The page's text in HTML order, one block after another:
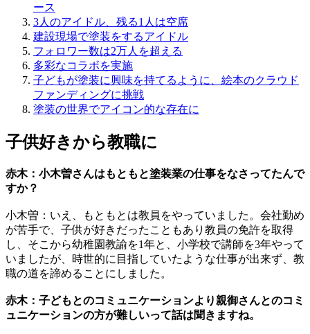
ース
3人のアイドル、残る1人は空席
建設現場で塗装をするアイドル
フォロワー数は2万人を超える
多彩なコラボを実施
子どもが塗装に興味を持てるように、絵本のクラウド
ファンディングに挑戦
塗装の世界でアイコン的な存在に
子供好きから教職に
赤木：小木曽さんはもともと塗装業の仕事をなさってたんで
すか？
小木曽：いえ、もともとは教員をやっていました。会社勤め
が苦手で、子供が好きだったこともあり教員の免許を取得
し、そこから幼稚園教諭を1年と、小学校で講師を3年やって
いましたが、時世的に目指していたような仕事が出来ず、教
職の道を諦めることにしました。
赤木：子どもとのコミュニケーションより親御さんとのコミ
ュニケーションの方が難しいって話は聞きますね。